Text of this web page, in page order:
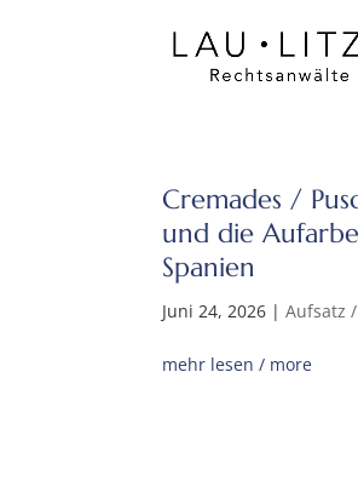
Cremades /
und die
Spanien
Juni 24, 2026 |Aufsatz
mehr lesen / more